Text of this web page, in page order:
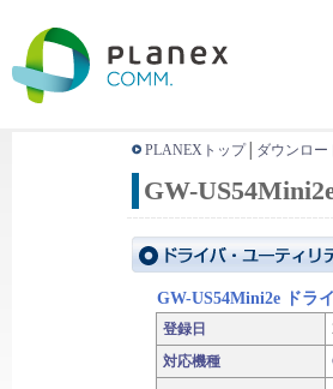
PLANEXトップ│ ダウンロー
GW-
GW-US54Mini2e ドラ
登録日
対応機種